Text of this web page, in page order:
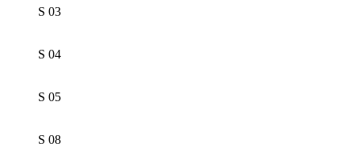
S 03
S 04
S 05
S 08